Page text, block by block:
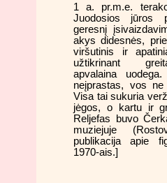
1 a. pr.m.e.
Juodosios jūros
geresnį
akys didesnės,
viršutinis ir
užtikrinant
apvalaina
neįprastas, vos
Visa tai sukuria
jėgos, o kartu ir
Reljefas buvo
muziejuje
publikacija apie
1970-ais.]